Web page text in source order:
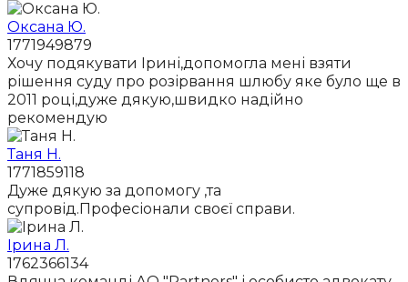
Оксана Ю.
1771949879
Хочу подякувати Ірині,допомогла мені взяти
рішення суду про розірвання шлюбу яке було ще в
2011 році,дуже дякую,швидко надійно
рекомендую
Таня Н.
1771859118
Дуже дякую за допомогу ,та
супровід.Професіонали своєї справи.
Ірина Л.
1762366134